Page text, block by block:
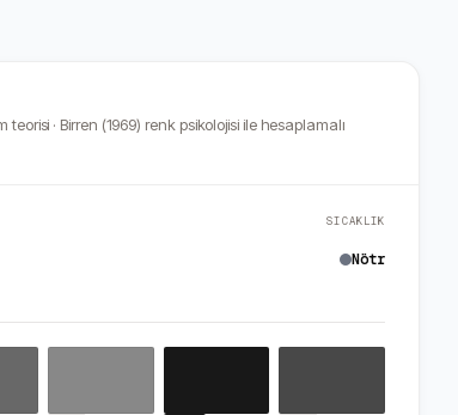
teorisi · Birren (1969) renk psikolojisi ile hesaplamalı
SICAKLIK
Nötr